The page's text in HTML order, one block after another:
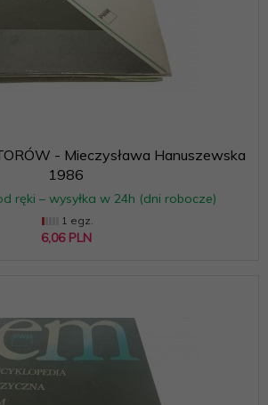
- Mieczysława Hanuszewska
1986
ręki – wysyłka w 24h (dni robocze)
1 egz.
6,06 PLN